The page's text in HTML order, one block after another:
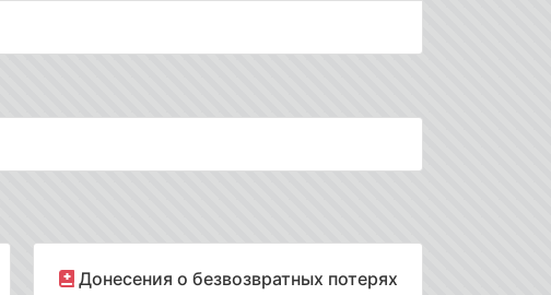
Донесения о безвозвратных потерях